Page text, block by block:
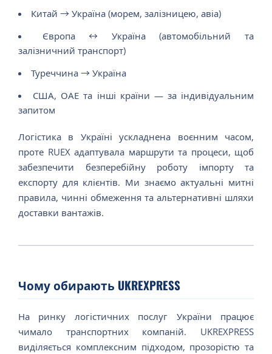
Китай → Україна (морем, залізницею, авіа)
Європа ↔ Україна (автомобільний та
залізничний транспорт)
Туреччина → Україна
США, ОАЕ та інші країни — за індивідуальним
запитом
Логістика в Україні ускладнена воєнним часом,
проте RUEX адаптувала маршрути та процеси, щоб
забезпечити безперебійну роботу імпорту та
експорту для клієнтів. Ми знаємо актуальні митні
правила, чинні обмеження та альтернативні шляхи
доставки вантажів.
Чому обирають UKREXPRESS
На ринку логістичних послуг України працює
чимало транспортних компаній. UKREXPRESS
виділяється комплексним підходом, прозорістю та